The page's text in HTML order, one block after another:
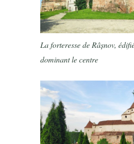
La forteresse de Râșnov,
dominant le centre